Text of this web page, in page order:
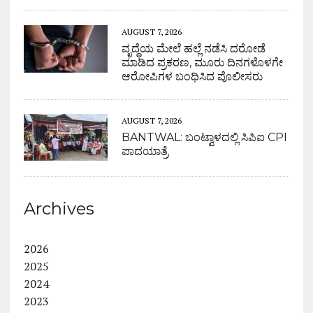
AUGUST 7, 2026
ವೃದ್ಧೆಯ ಮೇಲೆ ಹಲ್ಲೆ ನಡೆಸಿ ದರೋಡೆ
ಮಾಡಿದ ಪ್ರಕರಣ, ಮೂರು ದಿನಗಳೊಳಗೇ
ಆರೋಪಿಗಳ ಬಂಧಿಸಿದ ಪೊಲೀಸರು
AUGUST 7, 2026
BANTWAL: ಬಂಟ್ವಾಳದಲ್ಲಿ ಸಿಪಿಐ CPI
ಪಾದಯಾತ್ರೆ
Archives
2026
2025
2024
2023